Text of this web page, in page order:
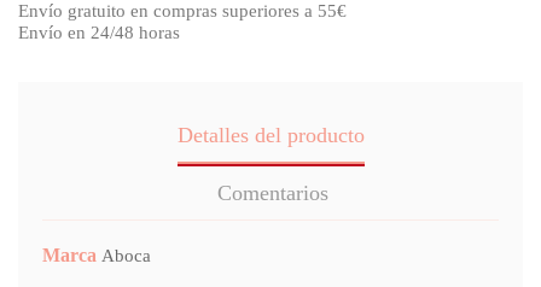
Envío gratuito en compras superiores a 55€
Envío en 24/48 horas
Detalles del producto
Comentarios
Marca Aboca